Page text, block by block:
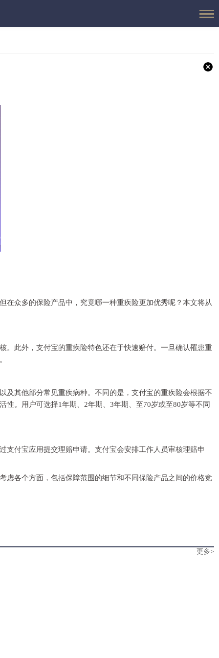
众多的保险产品中，究竟哪一种重疾险更加优秀呢？本文将从
。此外，支付宝的重疾险特色还在于快速赔付。一旦确认罹患重
及其他部分常见重疾病种。不同的是，支付宝的重疾险会根据不
。用户可选择1年期、2年期、3年期、至70岁或至80岁等不同
支付宝应用提交理赔申请。支付宝会安排工作人员审核理赔申
虑各个方面，包括保障范围的细节和不同保险产品之间的价格竞
更多>